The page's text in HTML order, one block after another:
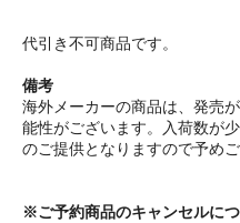
代引き不可商品です。
備考
海外メーカーの商品は、発売
能性がございます。入荷数が
のご提供となりますので予めご
※ご予約商品のキャンセルに